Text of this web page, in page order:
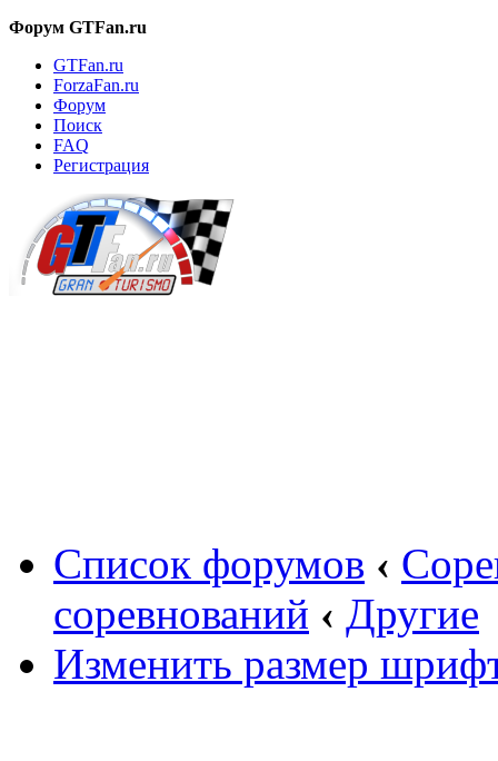
Форум GTFan.ru
GTFan.ru
ForzaFan.ru
Форум
Поиск
FAQ
Регистрация
Список форумов ‹
соревнований ‹ Другие
Изменить размер